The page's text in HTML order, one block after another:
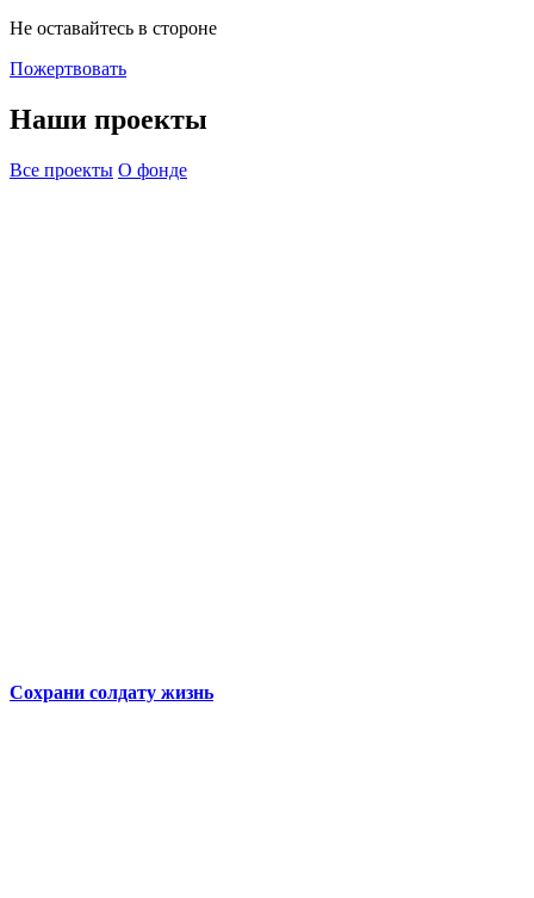
Не оставайтесь в стороне
Пожертвовать
Наши проекты
Все проекты О фонде
Сохрани солдату жизнь